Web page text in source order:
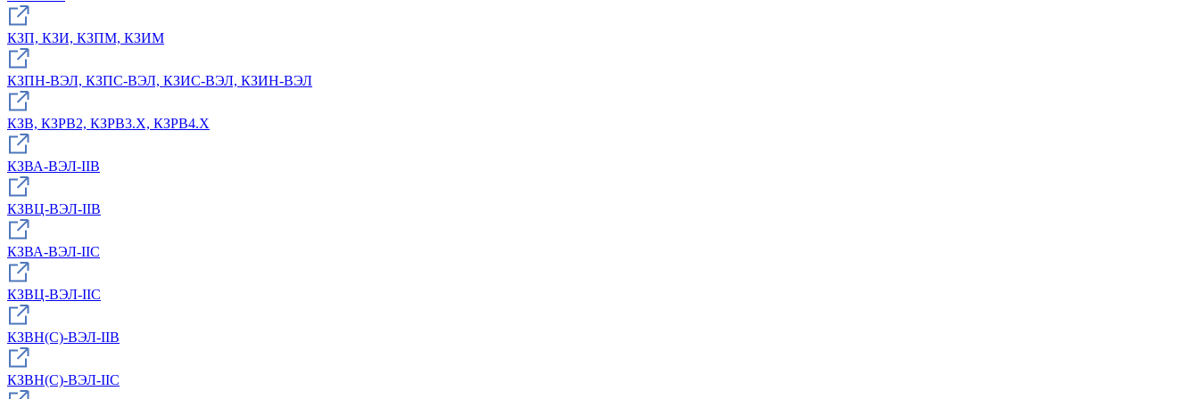
КЗП, КЗИ, КЗПМ, КЗИМ
КЗПН-ВЭЛ, КЗПС-ВЭЛ, КЗИС-ВЭЛ, КЗИН-ВЭЛ
КЗВ, КЗРВ2, КЗРВ3.Х, КЗРВ4.Х
КЗВА-ВЭЛ-IIB
КЗВЦ-ВЭЛ-IIB
КЗВА-ВЭЛ-IIC
КЗВЦ-ВЭЛ-IIС
КЗВН(С)-ВЭЛ-IIB
КЗВН(С)-ВЭЛ-IIC